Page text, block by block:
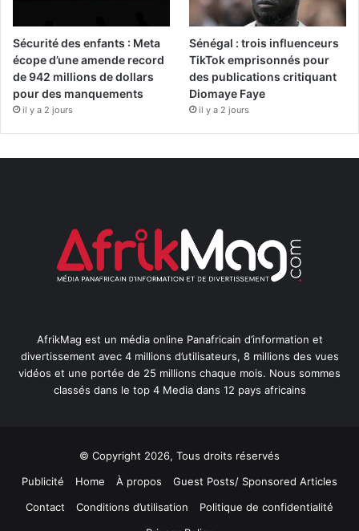
Sécurité des enfants : Meta
écope d’une amende record
de 942 millions de dollars
pour des manquements
il y a 2 jours
Sénégal : trois influenceurs
TikTok emprisonnés pour
des publications critiquant
Diomaye Faye
il y a 2 jours
AfrikMag est un média online Panafricain d’information et
divertissement avec 4 millions d’utilisateurs, 8 millions des vues
vidéos et une portée de 25 millions chaque mois. Nous sommes
classés dans le top 4 Media dans 12 pays africains
© Copyright 2026, Tous droits réservés
Publicité
Home À propos
Guest Posts/ Sponsored Articles
Contact
Conditions d’utilisation
Politique de confidentialité